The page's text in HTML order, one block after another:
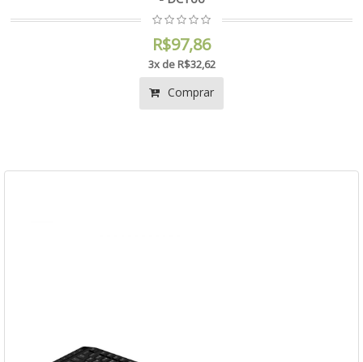
R$97,86
3x de R$32,62
Comprar